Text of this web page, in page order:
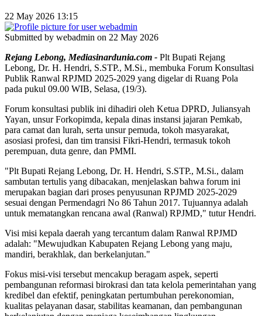
22 May 2026 13:15
Submitted by webadmin on 22 May 2026
Rejang Lebong, Mediasinardunia.com - Plt Bupati Rejang
Lebong, Dr. H. Hendri, S.STP., M.Si., membuka Forum Konsultasi
Publik Ranwal RPJMD 2025-2029 yang digelar di Ruang Pola
pada pukul 09.00 WIB, Selasa, (19/3).
Forum konsultasi publik ini dihadiri oleh Ketua DPRD, Juliansyah
Yayan, unsur Forkopimda, kepala dinas instansi jajaran Pemkab,
para camat dan lurah, serta unsur pemuda, tokoh masyarakat,
asosiasi profesi, dan tim transisi Fikri-Hendri, termasuk tokoh
perempuan, duta genre, dan PMMI.
"Plt Bupati Rejang Lebong, Dr. H. Hendri, S.STP., M.Si., dalam
sambutan tertulis yang dibacakan, menjelaskan bahwa forum ini
merupakan bagian dari proses penyusunan RPJMD 2025-2029
sesuai dengan Permendagri No 86 Tahun 2017. Tujuannya adalah
untuk mematangkan rencana awal (Ranwal) RPJMD," tutur Hendri.
Visi misi kepala daerah yang tercantum dalam Ranwal RPJMD
adalah: "Mewujudkan Kabupaten Rejang Lebong yang maju,
mandiri, berakhlak, dan berkelanjutan."
Fokus misi-visi tersebut mencakup beragam aspek, seperti
pembangunan reformasi birokrasi dan tata kelola pemerintahan yang
kredibel dan efektif, peningkatan pertumbuhan perekonomian,
kualitas pelayanan dasar, stabilitas keamanan, dan pembangunan